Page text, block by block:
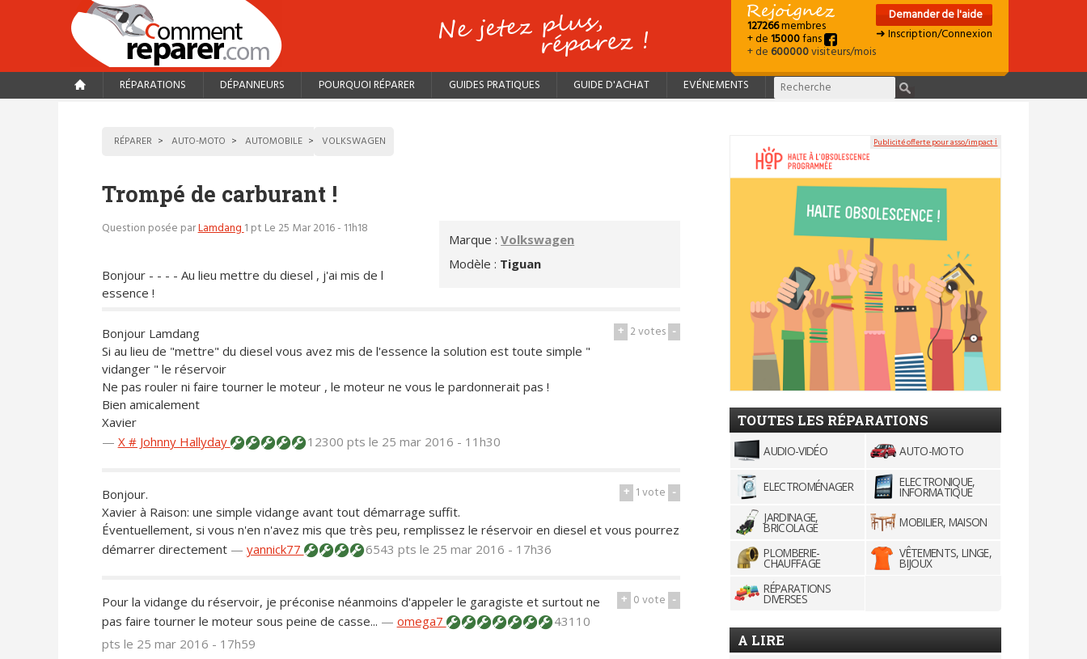
127266membres
+ de15000fans
+ de600000visiteurs/mois
Demander de l'aide
➜ Inscription/Connexion
RÉPARATIONS DÉPANNEURS POURQUOI RÉPARER GUIDES PRATIQUES GUIDE D'ACHAT EVÉNEMENTS
RÉPARER AUTO-MOTO AUTOMOBILE VOLKSWAGEN
Trompé de carburant !
Marque :Volkswagen
Modèle : Tiguan
Question posée parLamdang1 pt Le 25 Mar 2016 - 11h18
Bonjour - - - - Au lieu mettre du diesel , j'ai mis de l
essence !
+ 2votes -
Bonjour Lamdang
Si au lieu de "mettre" du diesel vous avez mis de l'essence la solution est toute simple "
vidanger " le réservoir
Ne pas rouler ni faire tourner le moteur , le moteur ne vous le pardonnerait pas !
Bien amicalement
Xavier
— X # Johnny Hallyday 12300 pts le 25 mar 2016 - 11h30
+ 1vote -
Bonjour.
Xavier à Raison: une simple vidange avant tout démarrage suffit.
Éventuellement, si vous n'en n'avez mis que très peu, remplissez le réservoir en diesel et vous pourrez
démarrer directement — yannick77 6543 pts le 25 mar 2016 - 17h36
+ 0vote -
Pour la vidange du réservoir, je préconise néanmoins d'appeler le garagiste et surtout ne
pas faire tourner le moteur sous peine de casse... — omega7
43110
pts le 25 mar 2016 - 17h59
Publicité offerte pour asso/impact ℹ
TOUTES LES RÉPARATIONS
AUDIO-VIDÉO AUTO-MOTO
ELECTROMÉNAGER ELECTRONIQUE,
INFORMATIQUE
JARDINAGE,
BRICOLAGE
MOBILIER, MAISON
PLOMBERIE-
CHAUFFAGE
VÊTEMENTS, LINGE,
BIJOUX
RÉPARATIONS
DIVERSES
A LIRE